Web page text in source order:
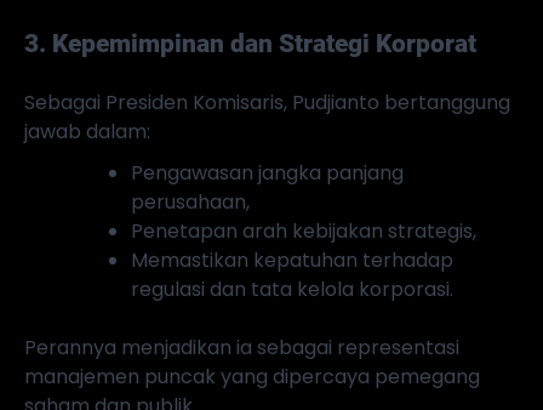
3. Kepemimpinan dan Strategi Korporat
Sebagai Presiden Komisaris, Pudjianto bertanggung
jawab dalam:
Pengawasan jangka panjang
perusahaan,
Penetapan arah kebijakan strategis,
Memastikan kepatuhan terhadap
regulasi dan tata kelola korporasi.
Perannya menjadikan ia sebagai representasi
manajemen puncak yang dipercaya pemegang